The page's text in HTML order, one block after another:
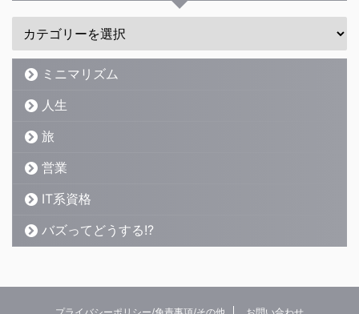
ミニマリズム
人生
旅
営業
IT系資格
バズってどうする!?